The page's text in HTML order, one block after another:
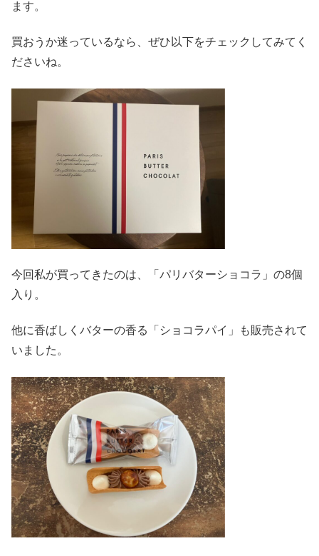
ます。
買おうか迷っているなら、ぜひ以下をチェックしてみてく
ださいね。
今回私が買ってきたのは、「パリバターショコラ」の8個
入り。
他に香ばしくバターの香る「ショコラパイ」も販売されて
いました。